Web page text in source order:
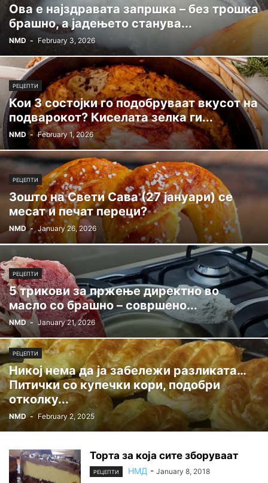
Ова е најздравата запршка – без трошка
брашно, а јадењето станува...
NMD - February 3, 2026
РЕЦЕПТИ
Кои 3 состојки го подобруваат вкусот на
подварокот? Киселата зелка ги...
NMD - February 1, 2026
РЕЦЕПТИ
Зошто на Свети Сава (27 јануари) се
месат и печат переци?
NMD - January 26, 2026
РЕЦЕПТИ
5 трикови за пржење директно во
масло со брашно – совршено...
NMD - January 21, 2026
РЕЦЕПТИ
Никој нема да ја забележи разликата…
Питички со купечки кори, подобри
отколку...
NMD - February 2, 2025
Торта за која сите зборуваат
РЕЦЕПТИ НМД - January 8, 2018